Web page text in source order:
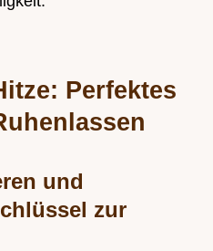
Perfektes
und
zur